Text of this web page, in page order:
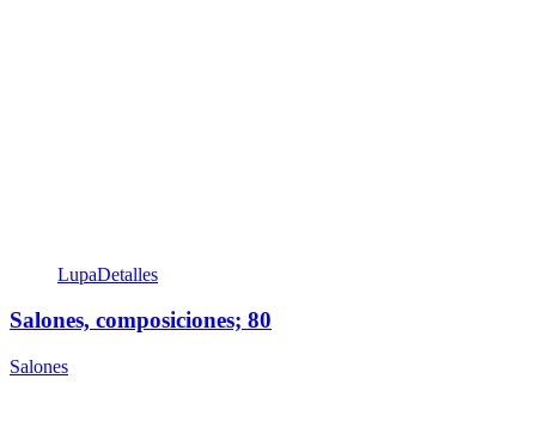
LupaDetalles
Salones, composiciones; 80
Salones